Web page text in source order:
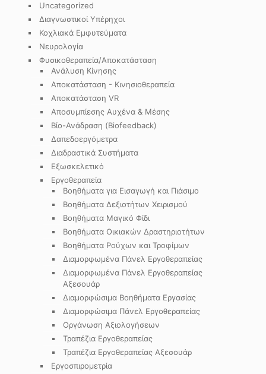
Uncategorized
Διαγνωστικοί Υπέρηχοι
Κοχλιακά Εμφυτεύματα
Νευρολογία
Φυσικοθεραπεία/Αποκατάσταση
Ανάλυση Κίνησης
Αποκατάσταση - Κινησιοθεραπεία
Αποκατάσταση VR
Αποσυμπίεσης Αυχένα & Μέσης
Βίο-Ανάδραση (Biofeedback)
Δαπεδοεργόμετρα
Διαδραστικά Συστήματα
Εξωσκελετικό
Εργοθεραπεία
Βοηθήματα για Εισαγωγή και Πιάσιμο
Βοηθήματα Δεξιοτήτων Χειρισμού
Βοηθήματα Μαγικό Φίδι
Βοηθήματα Οικιακών Δραστηριοτήτων
Βοηθήματα Ρούχων και Τροφίμων
Διαμορφωμένα Πάνελ Εργοθεραπείας
Διαμορφωμένα Πάνελ Εργοθεραπείας
Αξεσουάρ
Διαμορφώσιμα Βοηθήματα Εργασίας
Διαμορφώσιμα Πάνελ Εργοθεραπείας
Οργάνωση Αξιολογήσεων
Τραπέζια Εργοθεραπείας
Τραπέζια Εργοθεραπείας Αξεσουάρ
Εργοσπιρομετρία